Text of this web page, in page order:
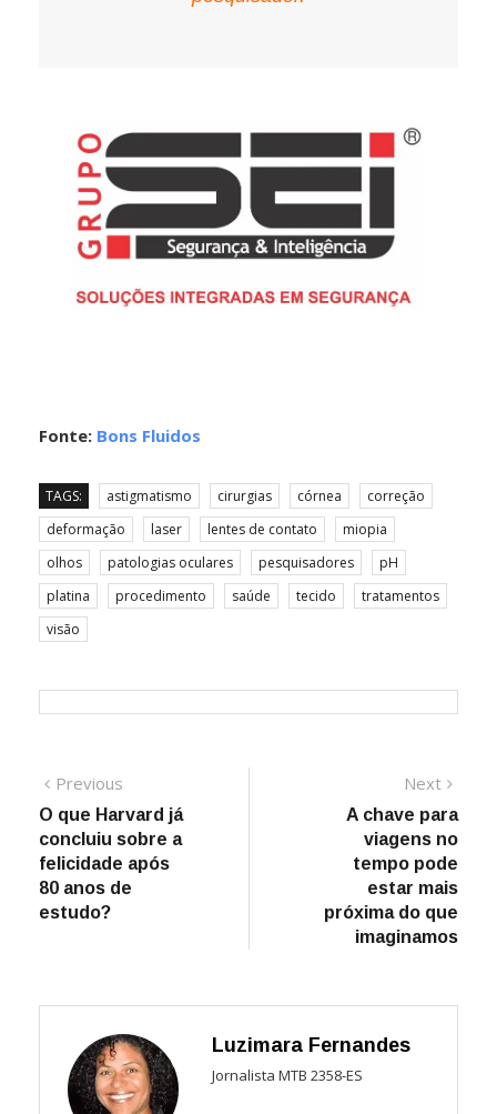
Fonte: Bons Fluidos
TAGS: astigmatismo cirurgias córnea
correção
deformação
laser lentes de contato
miopia
olhos
patologias oculares pesquisadores
pH
platina
procedimento saúde tecido
tratamentos
visão
Navegação
de
Post
Previous
post:
O que Harvard já
concluiu sobre a
felicidade após
80 anos de
estudo?
Next
post:
A chave para
viagens no
tempo pode
estar mais
próxima do que
imaginamos
Luzimara Fernandes
Jornalista MTB 2358-ES